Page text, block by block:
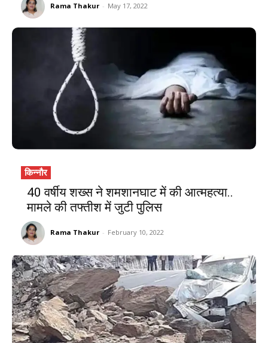
Rama Thakur - May 17, 2022
किन्नौर
40 वर्षीय शख्स ने शमशानघाट में की आत्महत्या..
मामले की तफ्तीश में जुटी पुलिस
Rama Thakur - February 10, 2022